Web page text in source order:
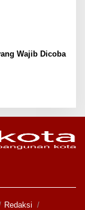
Wajib Dicoba
Redaksi